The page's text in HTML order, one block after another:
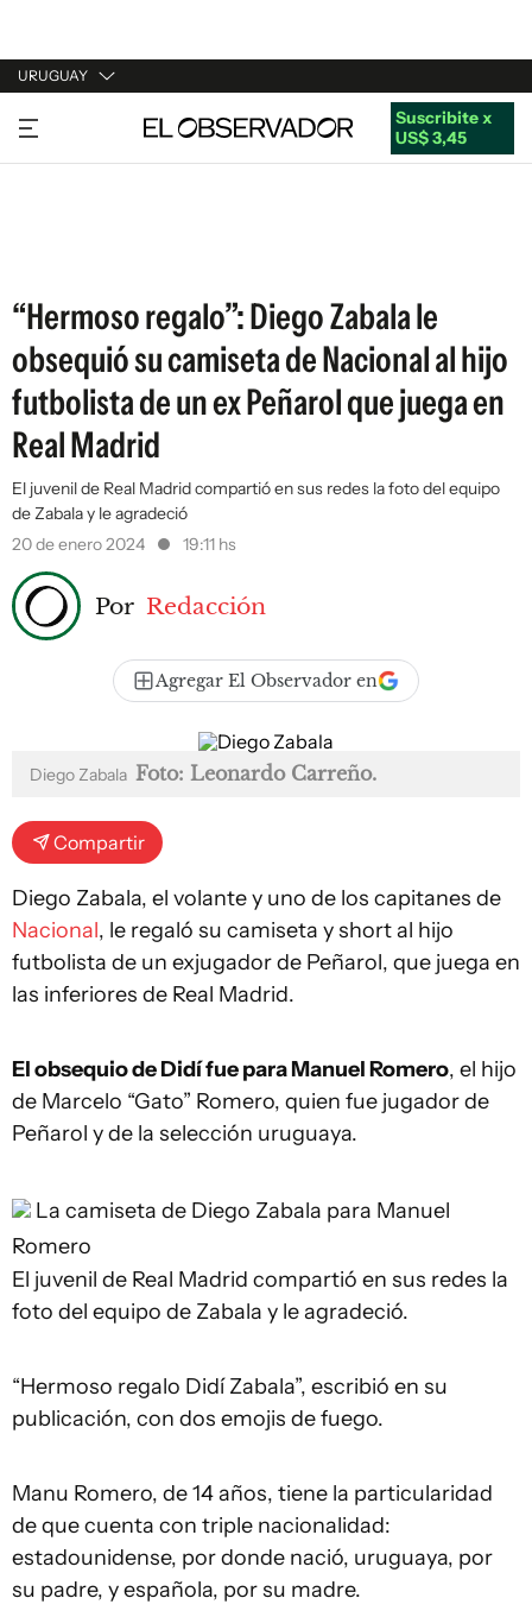
URUGUAY
URUGUAY
ARGENTINA
Suscribite x
US$ 3,45
“Hermoso regalo”: Diego Zabala le
obsequió su camiseta de Nacional al hijo
futbolista de un ex Peñarol que juega en
Real Madrid
El juvenil de Real Madrid compartió en sus redes la foto del equipo
de Zabala y le agradeció
20 de enero 2024
19:11 hs
Por Redacción
Agregar El Observador en
Diego Zabala Foto: Leonardo Carreño.
Compartir
Diego Zabala, el volante y uno de los capitanes de
Nacional, le regaló su camiseta y short al hijo
futbolista de un exjugador de Peñarol, que juega en
las inferiores de Real Madrid.
El obsequio de Didí fue para Manuel Romero, el hijo
de Marcelo “Gato” Romero, quien fue jugador de
Peñarol y de la selección uruguaya.
La camiseta de Diego Zabala para Manuel
Romero
El juvenil de Real Madrid compartió en sus redes la
foto del equipo de Zabala y le agradeció.
“Hermoso regalo Didí Zabala”, escribió en su
publicación, con dos emojis de fuego.
Manu Romero, de 14 años, tiene la particularidad
de que cuenta con triple nacionalidad:
estadounidense, por donde nació, uruguaya, por
su padre, y española, por su madre.